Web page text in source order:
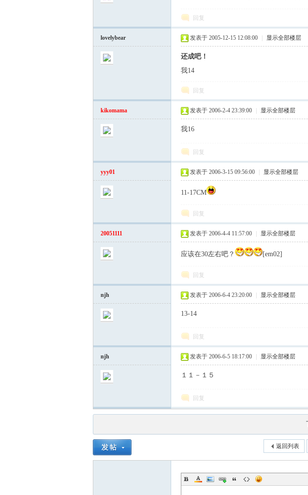
回复
lovelybear 发表于 2005-12-15 12:08:00 显示全部楼层
还成吧！
我14
回复
kikomama 发表于 2006-2-4 23:39:00 显示全部楼层
我16
回复
yyy01 发表于 2006-3-15 09:56:00 显示全部楼层
11-17CM
回复
20051111 发表于 2006-4-4 11:57:00 显示全部楼层
应该在30左右吧？ [em02]
回复
njh 发表于 2006-6-4 23:20:00 显示全部楼层
13-14
回复
njh 发表于 2006-6-5 18:17:00 显示全部楼层
１１－１５
回复
返回列表